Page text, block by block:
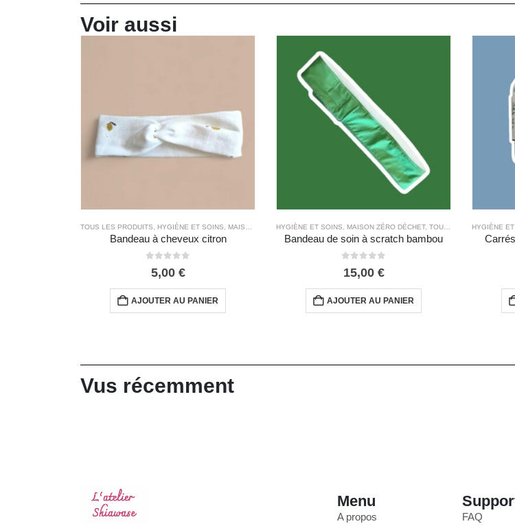
Voir aussi
TOUS LES PRODUITS, HYGIÈNE ET SOINS, MAISON ZÉRO DÉCHET
Bandeau à cheveux citron
5,00 €
AJOUTER AU PANIER
HYGIÈNE ET SOINS, MAISON ZÉRO DÉCHET, TOUS LES PRODUITS
Bandeau de soin à scratch bambou
15,00 €
AJOUTER AU PANIER
HYGIÈNE
Vus récemment
Menu
A propos FAQ